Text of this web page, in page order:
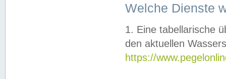
Welche Dienste
1. Eine tabellarische
den aktuellen
https://